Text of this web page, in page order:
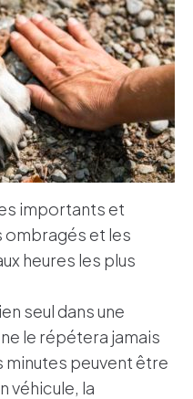
importants et
ombragés et les
heures les plus
seul dans une
le répétera jamais
minutes peuvent être
véhicule, la